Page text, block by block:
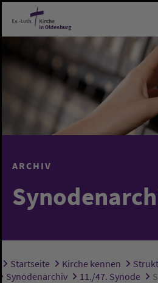
Zum Hauptinhalt springen
ARCHIV
Sie sind hier:
Startseite Kirche kennen
Synodenarchiv
11./47. Synode